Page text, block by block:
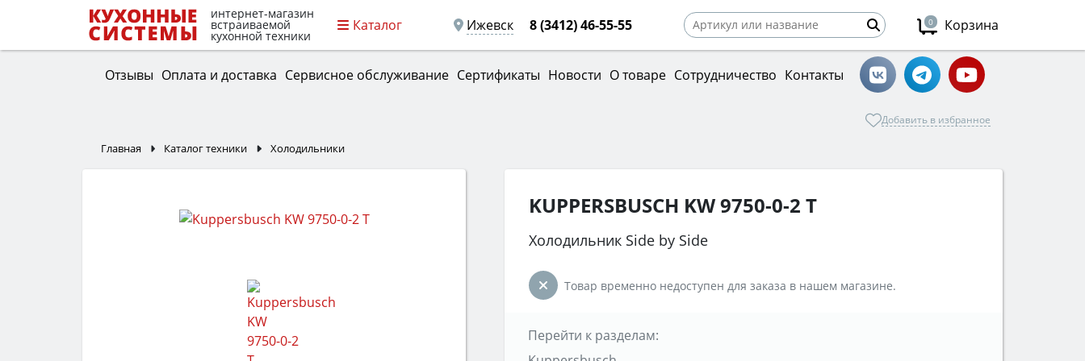
интернет-магазин
встраиваемой
кухонной техники
Каталог Ижевск 8 (3412) 46-55-55 0 Корзина
Отзывы Оплата и доставка Сервисное обслуживание Сертификаты Новости О товаре Сотрудничество Контакты
Добавить в избранное
Главная Каталог техники Холодильники
KUPPERSBUSCH KW 9750-0-2 T
Холодильник Side by Side
Товар временно недоступен для заказа в нашем магазине.
Перейти к разделам: